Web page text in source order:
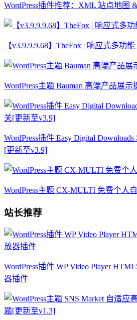
WordPress插件推荐：XML 站点地图
【v3.9.9.9.68】TheFox | 响应式多功能
WordPress主题 Bauman 高端产品展
WordPress插件 Easy Digital
[更新至v3.9]
WordPress主题 CX-MULTI 免费个人
站长推荐
WordPress插件 WP Video Player
器插件